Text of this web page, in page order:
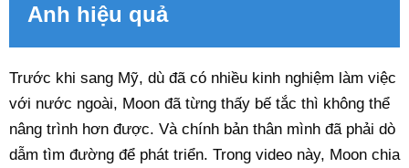
Anh hiệu quả
Trước khi sang Mỹ, dù đã có nhiều kinh nghiệm làm việc
với nước ngoài, Moon đã từng thấy bế tắc thì không thể
nâng trình hơn được. Và chính bản thân mình đã phải dò
dẫm tìm đường để phát triển. Trong video này, Moon chia